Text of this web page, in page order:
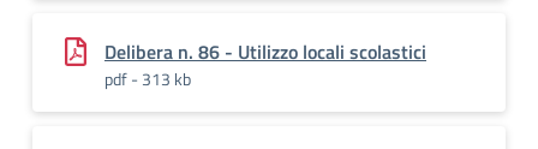
Delibera n. 86 - Utilizzo locali scolastici
pdf - 313 kb